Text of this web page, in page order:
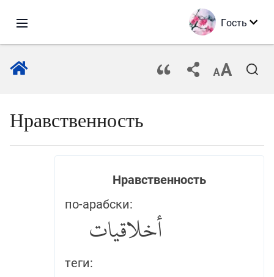
Гость
Нравственность
Нравственность
по-арабски:
أخلاقيات
теги: